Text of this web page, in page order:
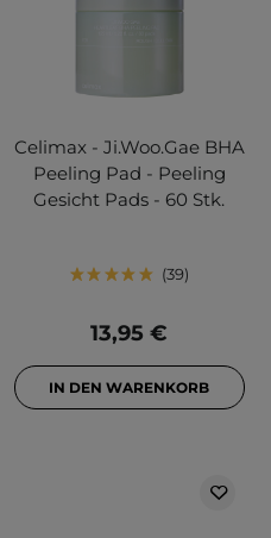
Celimax - Ji.Woo.Gae BHA
Peeling Pad - Peeling
Gesicht Pads - 60 Stk.
39
13,95 €
IN DEN WARENKORB